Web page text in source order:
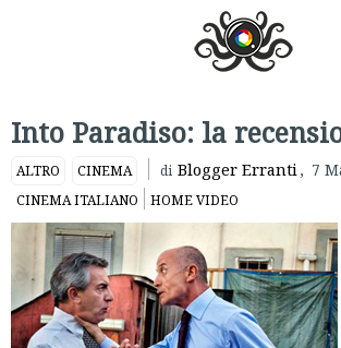
Into Paradiso: la
ALTRO CINEMA di Blogger Erranti, 7
CINEMA ITALIANO HOME VIDEO